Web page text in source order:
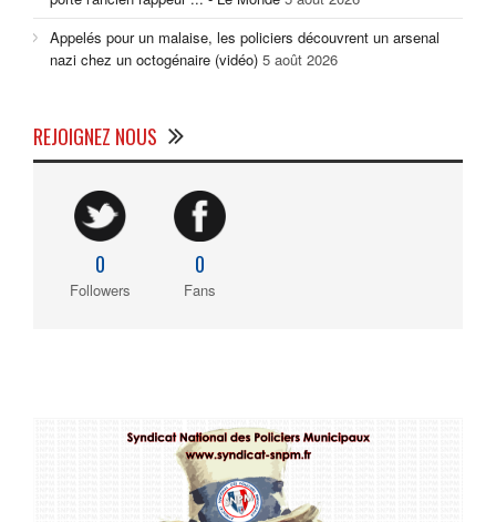
Appelés pour un malaise, les policiers découvrent un arsenal
nazi chez un octogénaire (vidéo) 5 août 2026
REJOIGNEZ NOUS
0
Followers
0
Fans